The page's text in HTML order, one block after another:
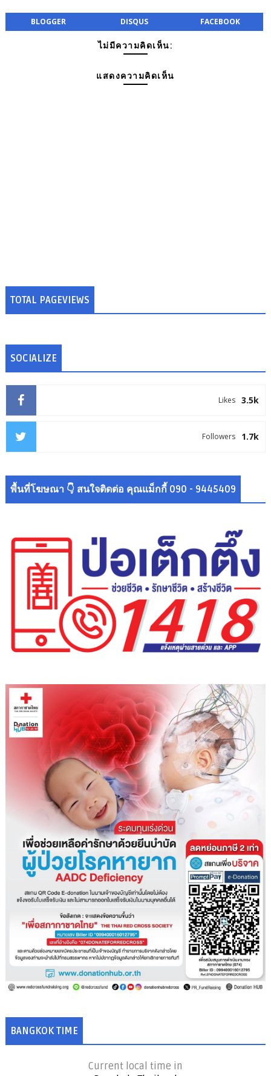
BLOGGER DISQUS FACEBOOK
ไม่มีความคิดเห็น:
แสดงความคิดเห็น
TOTAL PAGEVIEWS
SOCIALIZE
3.5k
Likes
1.7k
Followers
พื้นที่โฆษณา 👇 สนใจติดต่อ คุณแม็กกี้ 090 - 9445409
BANGKOK TIME
Current local time in